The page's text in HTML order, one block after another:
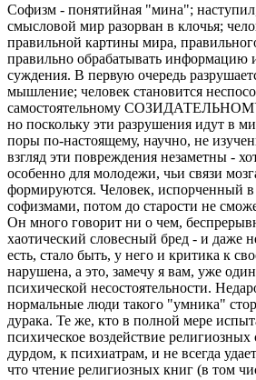
Софизм - понятийная "мина";
смысловой мир разорван в клочья;
правильной картины мира,
правильно обрабатывать информацию
суждения. В первую очередь
мышление; человек становится
самостоятельному СОЗИДАТЕЛЬНОМУ
но поскольку эти разрушения идут в
поры по-настоящему, научно, не
взгляд эти повреждения незаметны -
особенно для молодежи, чьи связи
формируются. Человек, испорченный в
софизмами, потом до старости не
Он много говорит ни о чем,
хаотический словесный бред - и даже
есть, стало быть, у него и критика к
нарушена, а это, замечу я вам, уже
психической несостоятельности.
нормальные люди такого "умника"
дурака. Те же, кто в полной мере
психическое воздействие
дурдом, к психиатрам, и не всегда
что чтение религиозных книг (в том